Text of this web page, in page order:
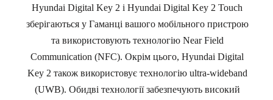
Hyundai Digital Key 2 і Hyundai Digital Key 2 Touch
зберігаються у Гаманці вашого мобільного пристрою
та використовують технологію Near Field
Communication (NFC). Окрім цього, Hyundai Digital
Key 2 також використовує технологію ultra-wideband
(UWB). Обидві технології забезпечують високий